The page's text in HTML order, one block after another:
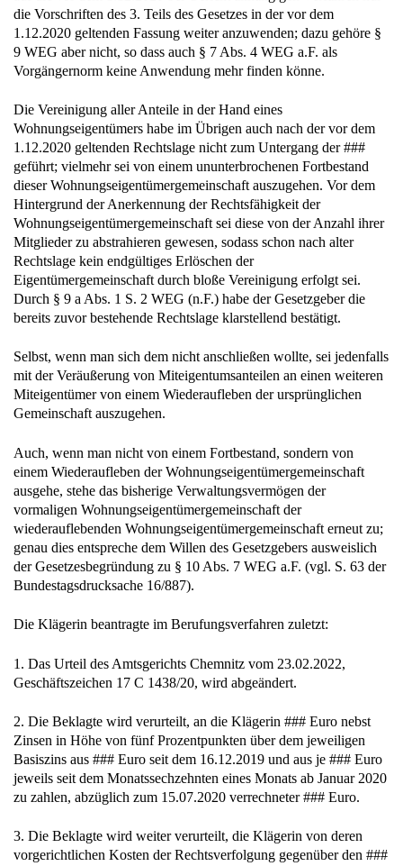
die Vorschriften des 3. Teils des Gesetzes in der vor dem
1.12.2020 geltenden Fassung weiter anzuwenden; dazu gehöre §
9 WEG aber nicht, so dass auch § 7 Abs. 4 WEG a.F. als
Vorgängernorm keine Anwendung mehr finden könne.
Die Vereinigung aller Anteile in der Hand eines
Wohnungseigentümers habe im Übrigen auch nach der vor dem
1.12.2020 geltenden Rechtslage nicht zum Untergang der ###
geführt; vielmehr sei von einem ununterbrochenen Fortbestand
dieser Wohnungseigentümergemeinschaft auszugehen. Vor dem
Hintergrund der Anerkennung der Rechtsfähigkeit der
Wohnungseigentümergemeinschaft sei diese von der Anzahl ihrer
Mitglieder zu abstrahieren gewesen, sodass schon nach alter
Rechtslage kein endgültiges Erlöschen der
Eigentümergemeinschaft durch bloße Vereinigung erfolgt sei.
Durch § 9 a Abs. 1 S. 2 WEG (n.F.) habe der Gesetzgeber die
bereits zuvor bestehende Rechtslage klarstellend bestätigt.
Selbst, wenn man sich dem nicht anschließen wollte, sei jedenfalls
mit der Veräußerung von Miteigentumsanteilen an einen weiteren
Miteigentümer von einem Wiederaufleben der ursprünglichen
Gemeinschaft auszugehen.
Auch, wenn man nicht von einem Fortbestand, sondern von
einem Wiederaufleben der Wohnungseigentümergemeinschaft
ausgehe, stehe das bisherige Verwaltungsvermögen der
vormaligen Wohnungseigentümergemeinschaft der
wiederauflebenden Wohnungseigentümergemeinschaft erneut zu;
genau dies entspreche dem Willen des Gesetzgebers ausweislich
der Gesetzesbegründung zu § 10 Abs. 7 WEG a.F. (vgl. S. 63 der
Bundestagsdrucksache 16/887).
Die Klägerin beantragte im Berufungsverfahren zuletzt:
1. Das Urteil des Amtsgerichts Chemnitz vom 23.02.2022,
Geschäftszeichen 17 C 1438/20, wird abgeändert.
2. Die Beklagte wird verurteilt, an die Klägerin ### Euro nebst
Zinsen in Höhe von fünf Prozentpunkten über dem jeweiligen
Basiszins aus ### Euro seit dem 16.12.2019 und aus je ### Euro
jeweils seit dem Monatssechzehnten eines Monats ab Januar 2020
zu zahlen, abzüglich zum 15.07.2020 verrechneter ### Euro.
3. Die Beklagte wird weiter verurteilt, die Klägerin von deren
vorgerichtlichen Kosten der Rechtsverfolgung gegenüber den ###